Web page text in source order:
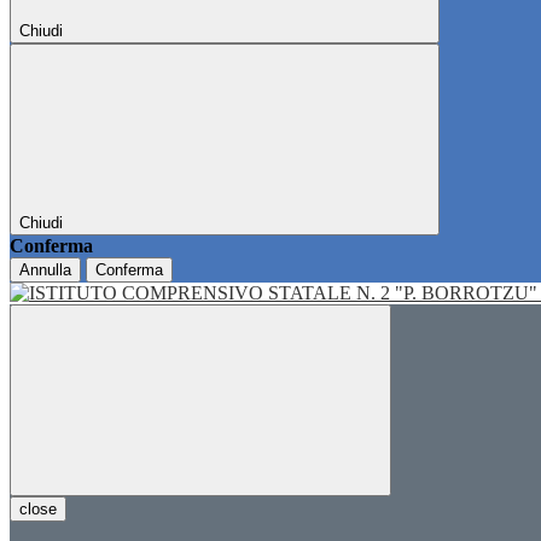
Chiudi
Chiudi
Conferma
Annulla Conferma
close